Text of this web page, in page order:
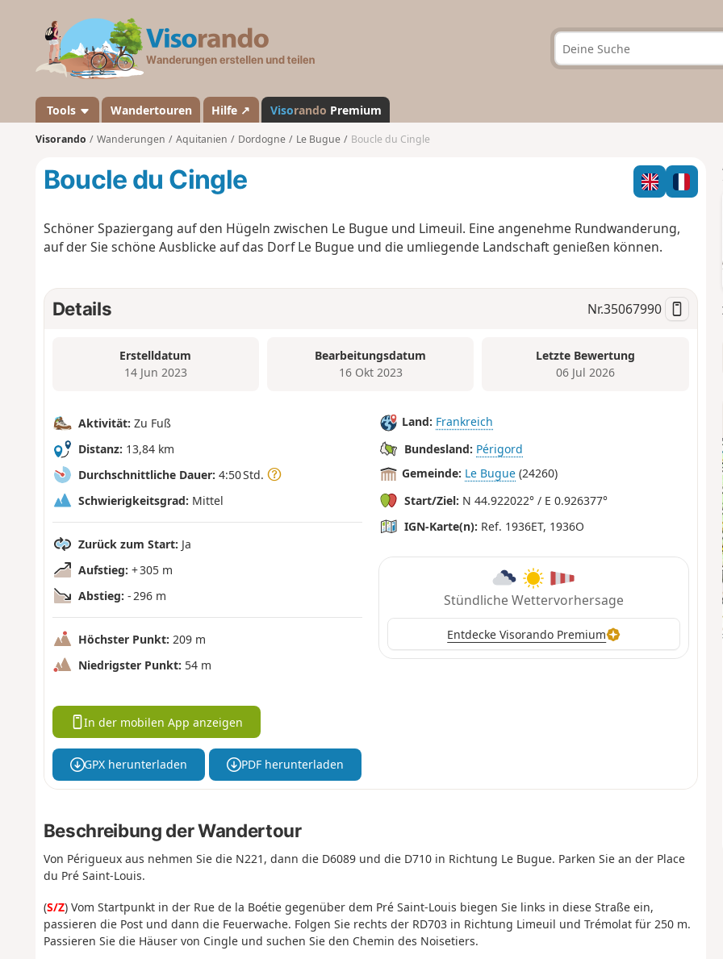
a
n
d
Tools Wandertouren Hilfe ↗ Visorando Premium
Visorando Wanderungen Aquitanien Dordogne Le Bugue Boucle du Cingle
Boucle du Cingle
Schöner Spaziergang auf den Hügeln zwischen Le Bugue und Limeuil. Eine angenehme Rundwanderung,
auf der Sie schöne Ausblicke auf das Dorf Le Bugue und die umliegende Landschaft genießen können.
Details Nr.35067990
Erstelldatum
14 Jun 2023
Bearbeitungsdatum
16 Okt 2023
Letzte Bewertung
06 Jul 2026
Aktivität: Zu Fuß
Distanz: 13,84 km
Durchschnittliche Dauer: 4:50 Std.
Schwierigkeitsgrad: Mittel
Zurück zum Start: Ja
Aufstieg: + 305 m
Abstieg: - 296 m
Höchster Punkt: 209 m
Niedrigster Punkt: 54 m
Land: Frankreich
Bundesland: Périgord
Gemeinde: Le Bugue (24260)
Start/Ziel: N 44.922022° / E 0.926377°
IGN-Karte(n): Ref. 1936ET, 1936O
Stündliche Wettervorhersage
Entdecke Visorando Premium
In der mobilen App anzeigen
GPX herunterladen PDF herunterladen
Beschreibung der Wandertour
Von Périgueux aus nehmen Sie die N221, dann die D6089 und die D710 in Richtung Le Bugue. Parken Sie an der Place
du Pré Saint-Louis.
(S/Z) Vom Startpunkt in der Rue de la Boétie gegenüber dem Pré Saint-Louis biegen Sie links in diese Straße ein,
passieren die Post und dann die Feuerwache. Folgen Sie rechts der RD703 in Richtung Limeuil und Trémolat für 250 m.
Passieren Sie die Häuser von Cingle und suchen Sie den Chemin des Noisetiers.